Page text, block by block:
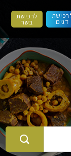
דגים
לרכישת
בשר